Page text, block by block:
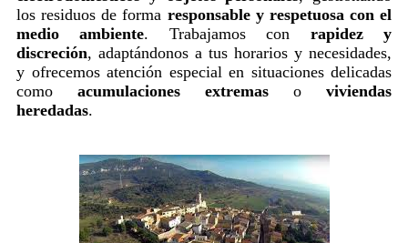
los residuos de forma responsable y respetuosa con el
medio ambiente. Trabajamos con rapidez y
discreción, adaptándonos a tus horarios y necesidades,
y ofrecemos atención especial en situaciones delicadas
como acumulaciones extremas o viviendas
heredadas.